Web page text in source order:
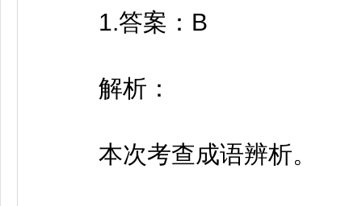
1.答案：B
解析：
本次考查成语辨析。